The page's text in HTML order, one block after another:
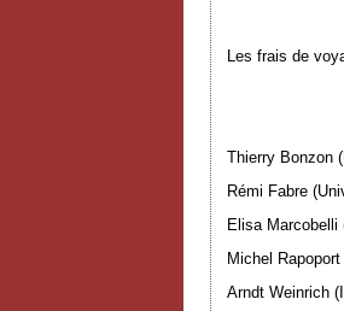
Les frais de
Thierry Bonzon
Rémi Fabre
Elisa
Michel
Arndt Weinrich